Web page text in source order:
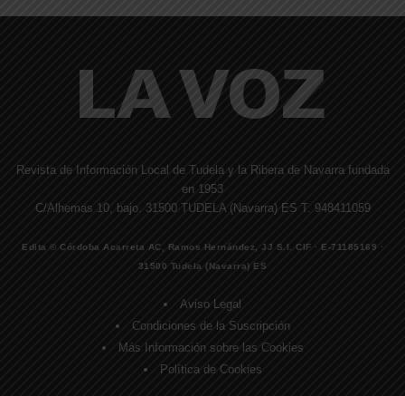
Revista de Información Local de Tudela y la Ribera de Navarra fundada
en 1953
C/Alhemas 10, bajo. 31500 TUDELA (Navarra) ES T. 948411059
Edita © Córdoba Acarreta AC, Ramos Hernández, JJ S.I. CIF · E-71185169 ·
31500 Tudela (Navarra) ES
Aviso Legal
Condiciones de la Suscripción
Más Información sobre las Cookies
Política de Cookies